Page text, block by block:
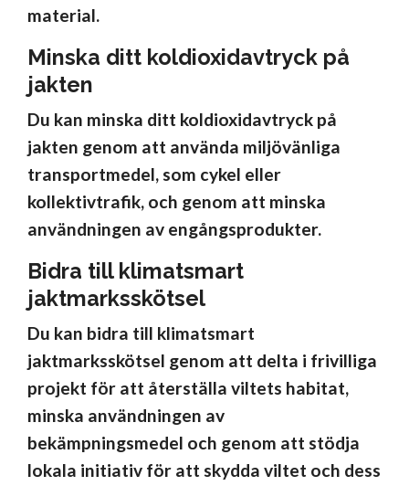
material.
Minska ditt koldioxidavtryck på
jakten
Du kan minska ditt koldioxidavtryck på
jakten genom att använda miljövänliga
transportmedel, som cykel eller
kollektivtrafik, och genom att minska
användningen av engångsprodukter.
Bidra till klimatsmart
jaktmarksskötsel
Du kan bidra till klimatsmart
jaktmarksskötsel genom att delta i frivilliga
projekt för att återställa viltets habitat,
minska användningen av
bekämpningsmedel och genom att stödja
lokala initiativ för att skydda viltet och dess